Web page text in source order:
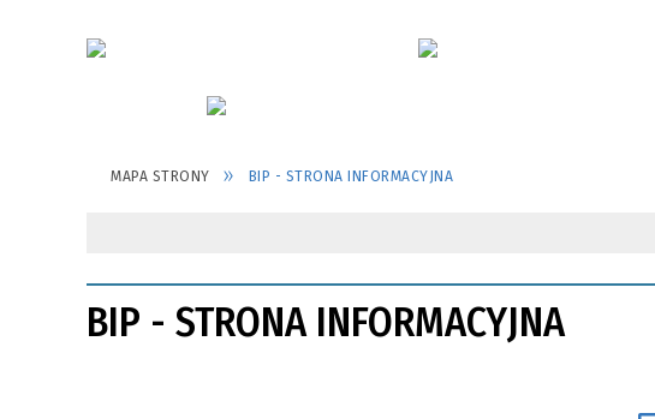
MAPA STRONY BIP - STRONA INFORMACYJNA
BIP - STRONA INFORMACYJNA